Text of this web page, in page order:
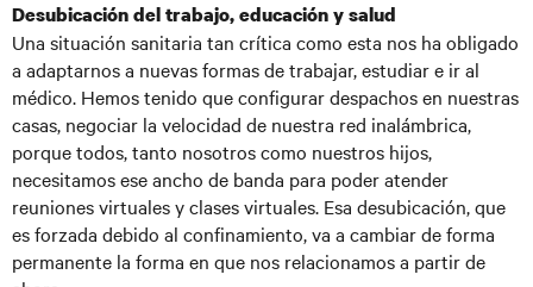
Desubicación del trabajo, educación y salud
Una situación sanitaria tan crítica como esta nos ha obligado
a adaptarnos a nuevas formas de trabajar, estudiar e ir al
médico. Hemos tenido que configurar despachos en nuestras
casas, negociar la velocidad de nuestra red inalámbrica,
porque todos, tanto nosotros como nuestros hijos,
necesitamos ese ancho de banda para poder atender
reuniones virtuales y clases virtuales. Esa desubicación, que
es forzada debido al confinamiento, va a cambiar de forma
permanente la forma en que nos relacionamos a partir de